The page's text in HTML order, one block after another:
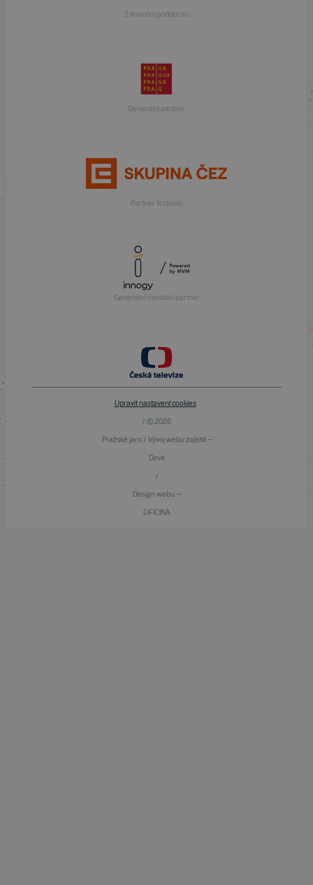
S finanční podporou
Generální partner
Partner festivalu
Generální mediální partner
Upravit nastavení cookies
/ © 2026
Pražské jaro / Vývoj webu zajistili —
Devx
/
Design webu —
OFICINA